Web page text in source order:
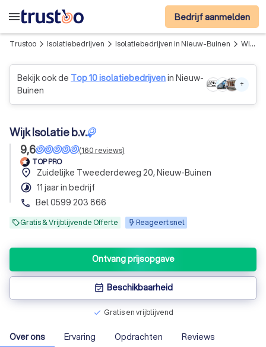
menu Bedrijf aanmelden
Trustoo arrow_forward_ios Isolatiebedrijven arrow_forward_ios Isolatiebedrijven in Nieuw-Buinen arrow_forward_ios Wijk Isolatie b.v.
Bekijk ook de Top 10 isolatiebedrijvenin Nieuw-
Buinen
+
Wijk Isolatie b.v.
9,6
(160reviews)
TOP PRO
place Zuidelijke Tweederdeweg 20, Nieuw-Buinen
timelapse 11 jaar in bedrijf
phone Bel 0599 203 866
Gratis & Vrijblijvende Offerte Reageert snel
Ontvang prijsopgave
event_available Beschikbaarheid
check Gratis en vrijblijvend
Over ons Ervaring Opdrachten Reviews